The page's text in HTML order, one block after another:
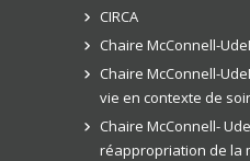
CIRCA
Chaire McConnell-
Chaire McConnell-
vie en contexte de
Chaire McConnell-
réappropriation de la